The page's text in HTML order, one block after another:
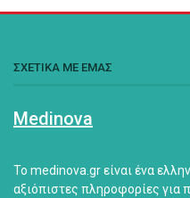
ΣΧΕΤΙΚΑ ΜΕ ΕΜΑΣ
Medinova
Το medinova.gr είναι ένα
αξιόπιστες πληροφορίες